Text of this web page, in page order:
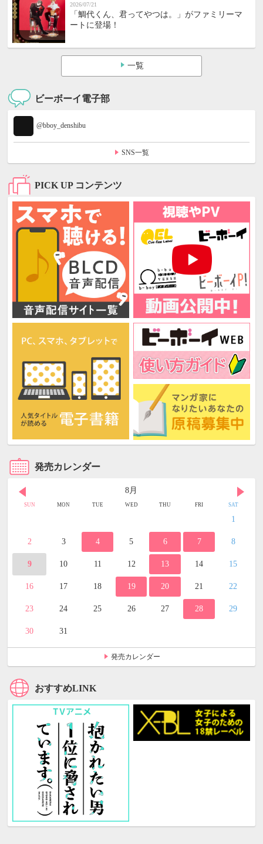
2026/07/21
「鯛代くん、君ってやつは。」がファミリーマ
ートに登場！
一覧
ビーボーイ電子部
@bboy_denshibu
SNS一覧
PICK UP コンテンツ
発売カレンダー
8月
SUN MON TUE WED THU FRI SAT
1
2 3 4 5 6 7 8
9 10 11 12 13 14 15
16 17 18 19 20 21 22
23 24 25 26 27 28 29
30 31
発売カレンダー
おすすめLINK